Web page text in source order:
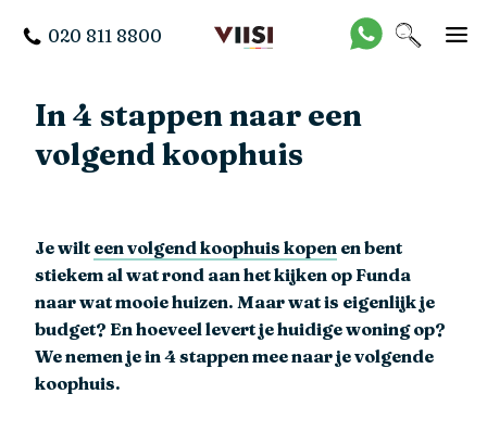
020 811 8800
In 4 stappen naar een
volgend koophuis
Je wilt een volgend koophuis kopen en bent
stiekem al wat rond aan het kijken op Funda
naar wat mooie huizen. Maar wat is eigenlijk je
budget? En hoeveel levert je huidige woning op?
We nemen je in 4 stappen mee naar je volgende
koophuis.